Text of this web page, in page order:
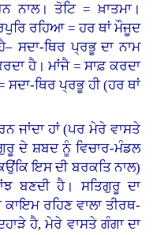
ਤੋਟਿ = ਖ਼ਾਤਮਾ।
ਰਹਿਆ = ਹਰ ਥਾਂ ਮੌਜੂਦ
ਸਦਾ-ਥਿਰ ਪ੍ਰਭੂ ਦਾ ਨਾਮ
ਹੈ। ਮਾਂਜੈ = ਸਾਫ਼ ਕਰਦਾ
ਥਿਰ ਪ੍ਰਭੂ ਹੀ (ਹਰ ਥਾਂ
ਜਾਂਦਾ ਹਾਂ (ਪਰ ਮੇਰੇ ਵਾਸਤੇ
ਦੇ ਸ਼ਬਦ ਨੂੰ ਵਿਚਾਰ-ਮੰਡਲ
ਇਸ ਦੀ ਬਰਕਤਿ ਨਾਲ)
ਬਣਦੀ ਹੈ। ਸਤਿਗੁਰੂ ਦਾ
ਰਹਿਣ ਵਾਲਾ ਤੀਰਥ-
ਹੈ, ਮੇਰੇ ਵਾਸਤੇ ਗੰਗਾ ਦਾ